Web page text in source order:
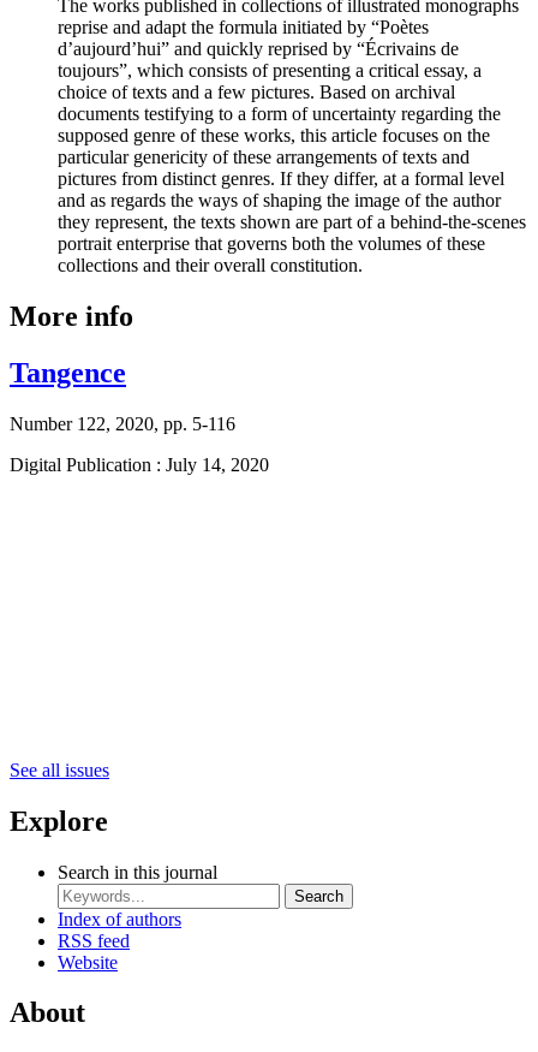
The works published in collections of illustrated monographs
reprise and adapt the formula initiated by “Poètes
d’aujourd’hui” and quickly reprised by “Écrivains de
toujours”, which consists of presenting a critical essay, a
choice of texts and a few pictures. Based on archival
documents testifying to a form of uncertainty regarding the
supposed genre of these works, this article focuses on the
particular genericity of these arrangements of texts and
pictures from distinct genres. If they differ, at a formal level
and as regards the ways of shaping the image of the author
they represent, the texts shown are part of a behind-the-scenes
portrait enterprise that governs both the volumes of these
collections and their overall constitution.
More info
Tangence
Number 122, 2020, pp. 5-116
Digital Publication : July 14, 2020
See all issues
Explore
Search in this journal
Search
Index of authors
RSS feed
Website
About